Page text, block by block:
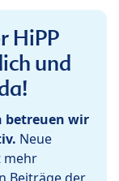
HiPP
und
betreuen wir
Neue
mehr